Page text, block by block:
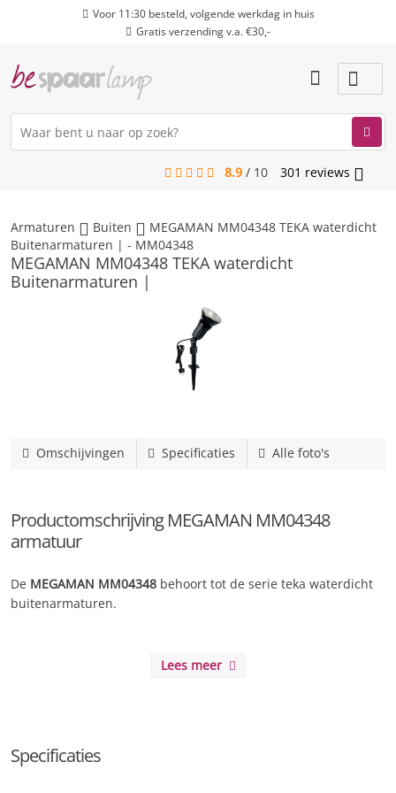
Voor 11:30 besteld, volgende werkdag in huis
Gratis verzending v.a. €30,-
8.9 / 10 301 reviews
Armaturen Buiten
MEGAMAN MM04348 TEKA waterdicht
Buitenarmaturen | - MM04348
MEGAMAN MM04348 TEKA waterdicht
Buitenarmaturen |
Omschijvingen Specificaties Alle foto's
Productomschrijving MEGAMAN MM04348
armatuur
De MEGAMAN MM04348 behoort tot de serie teka waterdicht
buitenarmaturen.
Lees meer
Specificaties